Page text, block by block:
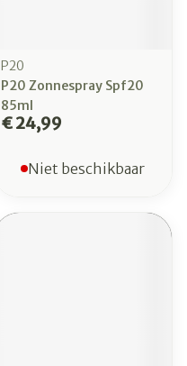
P20
P20 Zonnespray Spf20
85ml
€ 24,99
Niet beschikbaar